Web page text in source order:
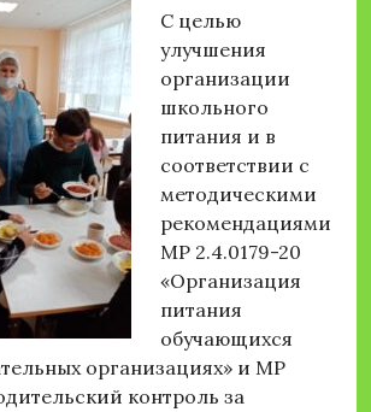
С целью
улучшения
организации
школьного
питания и в
соответствии с
методическими
рекомендациями
МР 2.4.0179-20
«Организация
питания
обучающихся
организациях» и МР
контроль за